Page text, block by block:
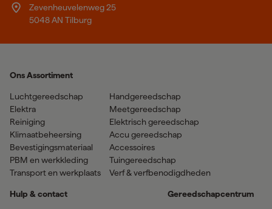
Zevenheuvelenweg 25
5048 AN Tilburg
Ons Assortiment
Luchtgereedschap
Elektra
Reiniging
Klimaatbeheersing
Bevestigingsmateriaal
PBM en werkkleding
Transport en werkplaats
Handgereedschap
Meetgereedschap
Elektrisch gereedschap
Accu gereedschap
Accessoires
Tuingereedschap
Verf & verfbenodigdheden
Hulp & contact Gereedschapcentrum